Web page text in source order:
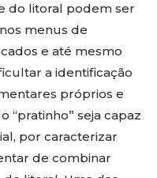
do litoral podem ser
menus de
e até mesmo
a identificação
próprios e
“pratinho” seja capaz
por caracterizar
de combinar